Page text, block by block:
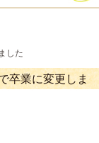
した
卒業に変更しま